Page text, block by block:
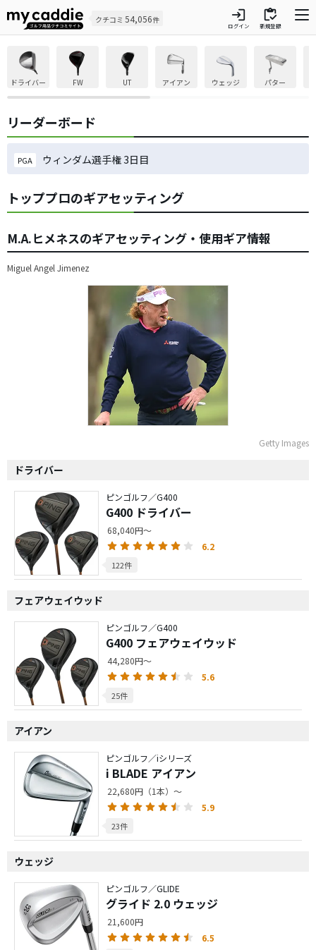
クチコミ 54,056件 login
ログイン
inventory
新規登録
ドライバー FW UT アイアン ウェッジ パター
リーダーボード
PGA ウィンダム選手権 3日目
トッププロのギアセッティング
M.A.ヒメネスのギアセッティング・使用ギア情報
Miguel Angel Jimenez
Getty Images
ドライバー
ピンゴルフ／G400
G400 ドライバー
68,040円～
6.2
122件
フェアウェイウッド
ピンゴルフ／G400
G400 フェアウェイウッド
44,280円～
5.6
25件
アイアン
ピンゴルフ／iシリーズ
i BLADE アイアン
22,680円（1本）～
5.9
23件
ウェッジ
ピンゴルフ／GLIDE
グライド 2.0 ウェッジ
21,600円
6.5